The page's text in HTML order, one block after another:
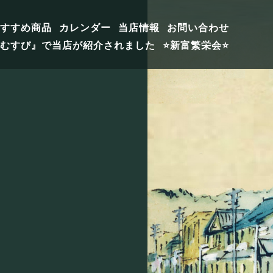
すめ商品 カレンダー 当店情報
お問い合わせ
すび』で当店が紹介されました ⭐️新富繁栄会⭐️